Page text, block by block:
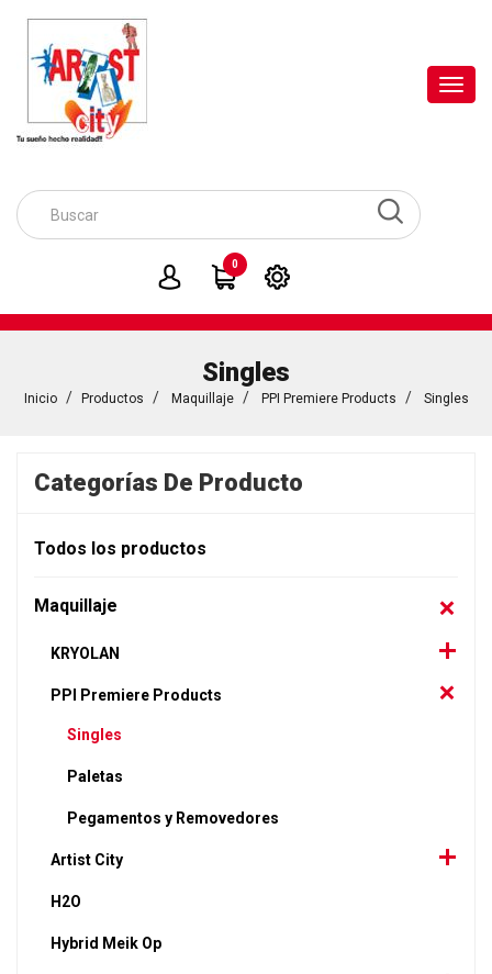
0
Singles
Inicio Productos Maquillaje PPI Premiere Products Singles
Categorías De Producto
Todos los productos
Maquillaje
KRYOLAN
PPI Premiere Products
Singles
Paletas
Pegamentos y Removedores
Artist City
H2O
Hybrid Meik Op